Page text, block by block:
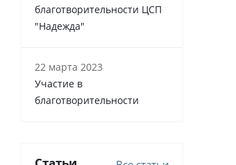
благотворительности ЦСП
"Надежда"
22 марта 2023
Участие в
благотворительности